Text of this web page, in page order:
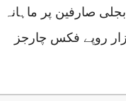
صارفین پر ماہانہ
ہزار روپے فکس چارجز